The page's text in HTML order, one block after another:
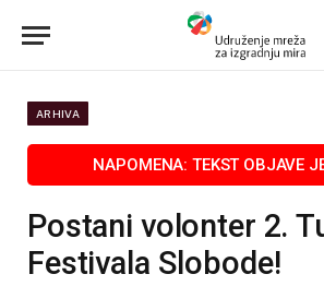
ARHIVA
Postani volonter 2.
Festivala Slobode!